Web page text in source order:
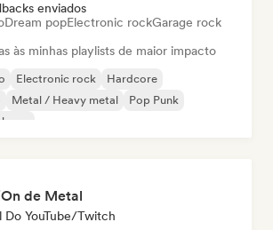
enviados
Dream popElectronic rockGarage rock
às minhas playlists de maior impacto
Electronic rock
Hardcore
Metal / Heavy metal
Pop Punk
de Metal
Do YouTube/Twitch